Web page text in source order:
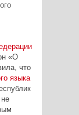
«О
что
языка